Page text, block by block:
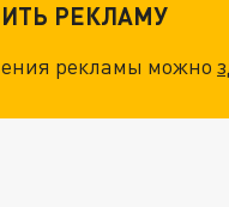
РЕКЛАМУ
рекламы можно